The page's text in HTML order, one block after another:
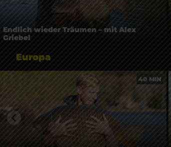
Endlich wieder Träumen – mit Alex
Griebel
Europa
40 MIN